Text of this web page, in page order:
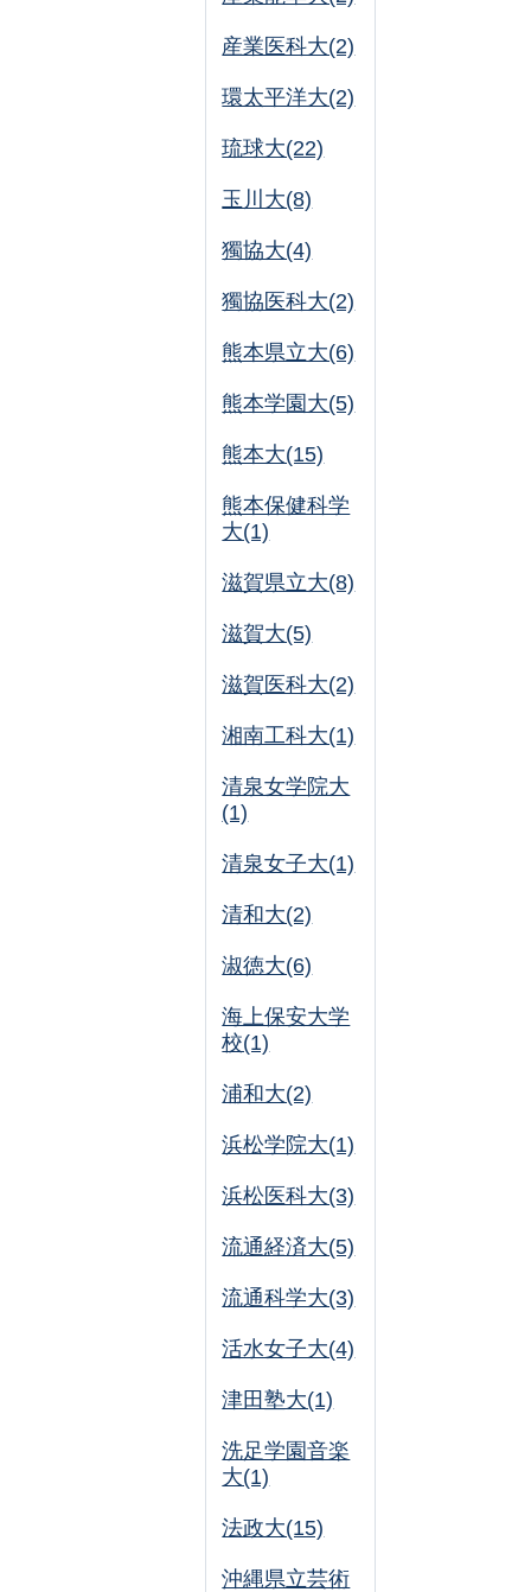
産業医科大(2)
環太平洋大(2)
琉球大(22)
玉川大(8)
獨協大(4)
獨協医科大(2)
熊本県立大(6)
熊本学園大(5)
熊本大(15)
熊本保健科学
大(1)
滋賀県立大(8)
滋賀大(5)
滋賀医科大(2)
湘南工科大(1)
清泉女学院大
(1)
清泉女子大(1)
清和大(2)
淑徳大(6)
海上保安大学
校(1)
浦和大(2)
浜松学院大(1)
浜松医科大(3)
流通経済大(5)
流通科学大(3)
活水女子大(4)
津田塾大(1)
洗足学園音楽
大(1)
法政大(15)
沖縄県立芸術